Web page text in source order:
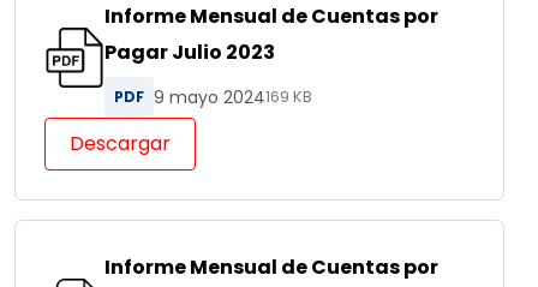
Informe Mensual de Cuentas por
Pagar Julio 2023
PDF 9 mayo 2024169 KB
Descargar
Informe Mensual de Cuentas por